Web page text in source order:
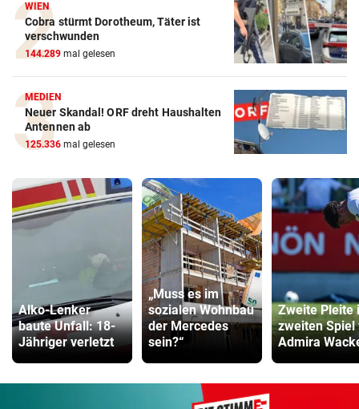
WIEN
Cobra stürmt Dorotheum, Täter ist
verschwunden
144.289 mal gelesen
MEDIEN
Neuer Skandal! ORF dreht Haushalten
Antennen ab
125.336 mal gelesen
Alko-Lenker
baute Unfall: 18-
Jähriger verletzt
„Muss es im
sozialen Wohnbau
der Mercedes
sein?“
Zweite Pleite
zweiten Spiel
Admira